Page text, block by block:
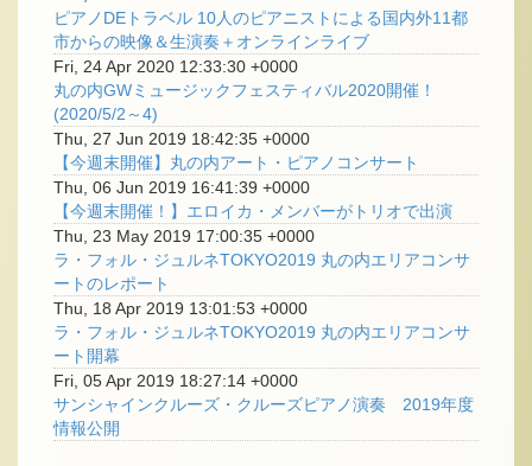
ピアノDEトラベル 10人のピアニストによる国内外11都
市からの映像＆生演奏＋オンラインライブ
Fri, 24 Apr 2020 12:33:30 +0000
丸の内GWミュージックフェスティバル2020開催！
(2020/5/2～4)
Thu, 27 Jun 2019 18:42:35 +0000
【今週末開催】丸の内アート・ピアノコンサート
Thu, 06 Jun 2019 16:41:39 +0000
【今週末開催！】エロイカ・メンバーがトリオで出演
Thu, 23 May 2019 17:00:35 +0000
ラ・フォル・ジュルネTOKYO2019 丸の内エリアコンサ
ートのレポート
Thu, 18 Apr 2019 13:01:53 +0000
ラ・フォル・ジュルネTOKYO2019 丸の内エリアコンサ
ート開幕
Fri, 05 Apr 2019 18:27:14 +0000
サンシャインクルーズ・クルーズピアノ演奏 2019年度
情報公開